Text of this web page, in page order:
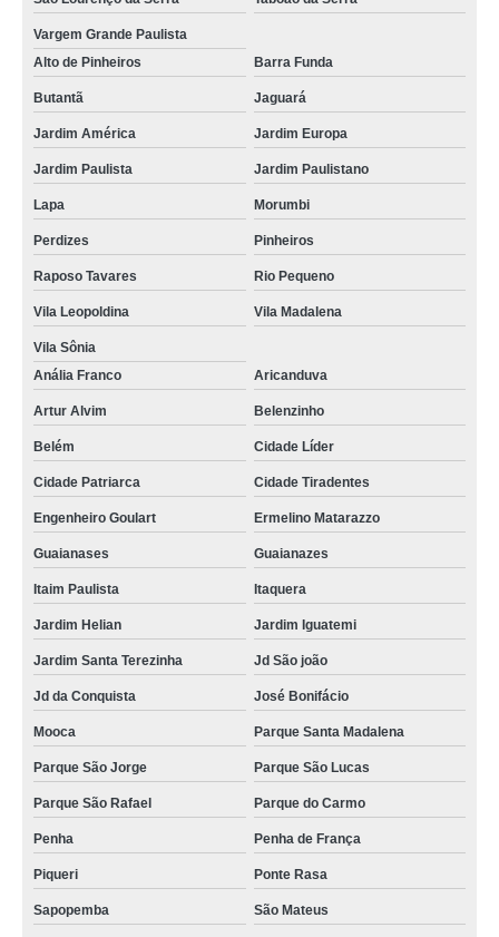
Vargem Grande Paulista
Alto de Pinheiros
Barra Funda
Butantã Jaguará
Jardim América Jardim Europa
Jardim Paulista Jardim Paulistano
Lapa Morumbi
Perdizes Pinheiros
Raposo Tavares Rio Pequeno
Vila Leopoldina Vila Madalena
Vila Sônia
Anália Franco
Aricanduva
Artur Alvim Belenzinho
Belém Cidade Líder
Cidade Patriarca Cidade Tiradentes
Engenheiro Goulart Ermelino Matarazzo
Guaianases Guaianazes
Itaim Paulista Itaquera
Jardim Helian Jardim Iguatemi
Jardim Santa Terezinha Jd São joão
Jd da Conquista José Bonifácio
Mooca Parque Santa Madalena
Parque São Jorge Parque São Lucas
Parque São Rafael Parque do Carmo
Penha Penha de França
Piqueri Ponte Rasa
Sapopemba São Mateus